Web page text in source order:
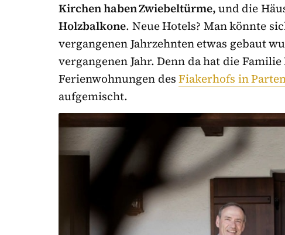
Kirchen haben Zwiebeltürme,und die
Holzbalkone. Neue Hotels? Man könnte
vergangenen Jahrzehnten etwas gebaut
vergangenen Jahr. Denn da hat die
Ferienwohnungen desFiakerhofs in
aufgemischt.